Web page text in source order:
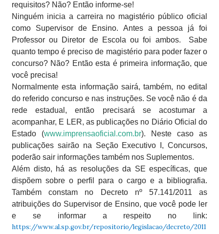
requisitos? Não? Então informe-se!
Ninguém inicia a carreira no magistério público oficial
como Supervisor de Ensino. Antes a pessoa já foi
Professor ou Diretor de Escola ou foi ambos.
Sabe
quanto tempo é preciso de magistério para poder fazer o
concurso? Não? Então esta é primeira informação, que
você precisa!
Normalmente esta informação sairá, também, no edital
do referido concurso e nas instruções. Se você não é da
rede estadual, então precisará se acostumar a
acompanhar, E LER, as publicações no Diário Oficial do
Estado (www.imprensaoficial.com.br). Neste caso as
publicações sairão na Seção Executivo I, Concursos,
poderão sair informações também nos Suplementos.
Além disto, há as resoluções da SE específicas, que
dispõem sobre o perfil para o cargo e a bibliografia.
Também constam no Decreto nº 57.141/2011 as
atribuições do Supervisor de Ensino, que você pode ler
e se informar a respeito no link:
https://www.al.sp.gov.br/repositorio/legislacao/decreto/2011